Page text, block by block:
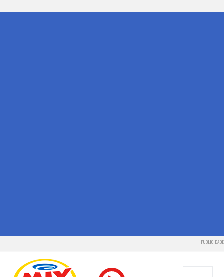
PUBLICIDADE